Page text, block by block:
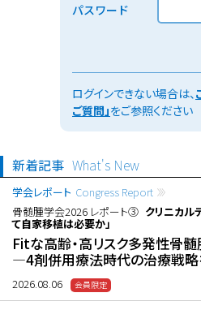
パスワード
ログインできない場合は、
ご質問」をご参照ください
新着記事 What's New
学会レポート Congress Report
骨髄腫学会2026 レポート③ クリニカル
て自家移植は必要か」
Fitな高齢・高リスク多発性骨
―4剤併用療法時代の治療戦
2026.08.06